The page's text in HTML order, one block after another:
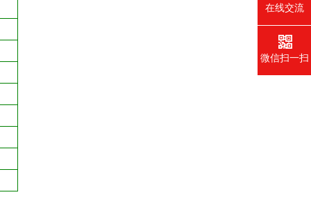
在线交流
微信扫一扫